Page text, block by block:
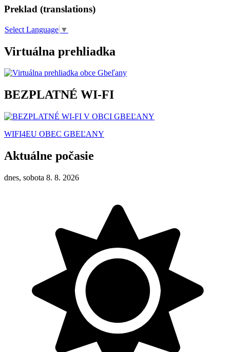
Preklad (translations)
Select Language ▼
Virtuálna prehliadka
BEZPLATNÉ WI-FI
WIFI4EU OBEC GBEĽANY
Aktuálne počasie
dnes, sobota 8. 8. 2026